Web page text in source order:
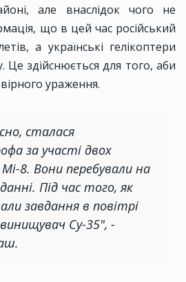
але внаслідок чого не
що в цей час російський
а українські гелікоптери
Це здійснюється для того, аби
ураження.
сталася
за участі двох
Мі-8. Вони перебували на
Під час того, як
завдання в повітрі
Су-35", -